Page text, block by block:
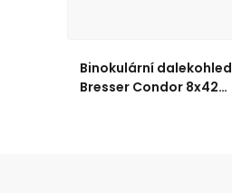
Binokulární dalekohled
Bresser Condor 8x42